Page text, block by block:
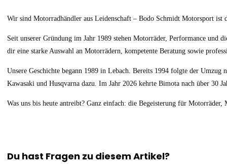
Wir sind Motorradhändler aus Leidenschaft – Bodo Schmidt Motorsport
Seit unserer Gründung im Jahr 1989 stehen Motorräder, Performance
dir eine starke Auswahl an Motorrädern, kompetente Beratung sowie
Unsere Geschichte begann 1989 in Lebach. Bereits 1994 folgte der
Kawasaki und Husqvarna dazu. Im Jahr 2026 kehrte Bimota nach über 30
Was uns bis heute antreibt? Ganz einfach: die Begeisterung für
Du hast Fragen zu diesem Artikel?